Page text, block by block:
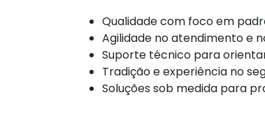
Qualidade com foco em
Agilidade no atendimento e
Suporte técnico para
Tradição e experiência no
Soluções sob medida para